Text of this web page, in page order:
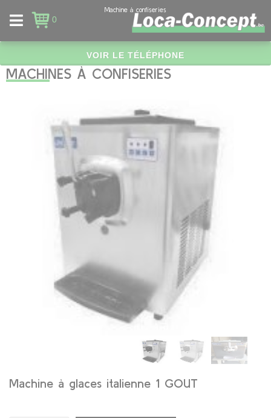
0
Machine à confiseries
VOIR LE TÉLÉPHONE
MACHINES À CONFISERIES
Machine à glaces italienne 1 GOUT
Panneau de gestion des cookies